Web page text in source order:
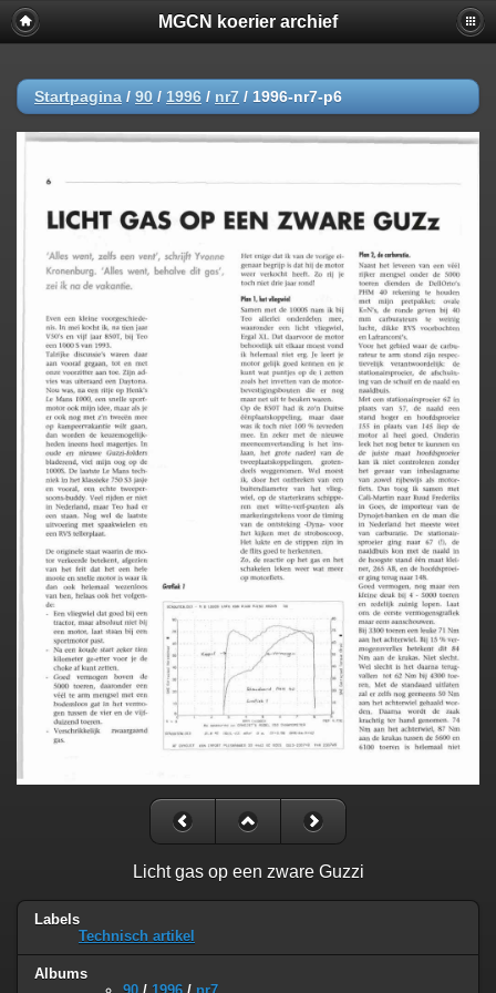
MGCN koerier archief
Startpagina / 90 / 1996 / nr7 / 1996-nr7-p6
Licht gas op een zware Guzzi
Labels
Technisch artikel
Albums